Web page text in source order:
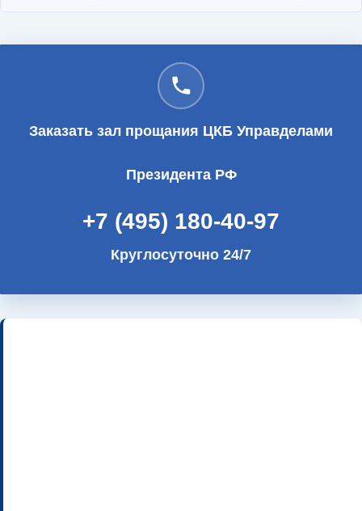
Заказать зал прощания ЦКБ Управделами
Президента РФ
+7 (495) 180-40-97
Круглосуточно 24/7